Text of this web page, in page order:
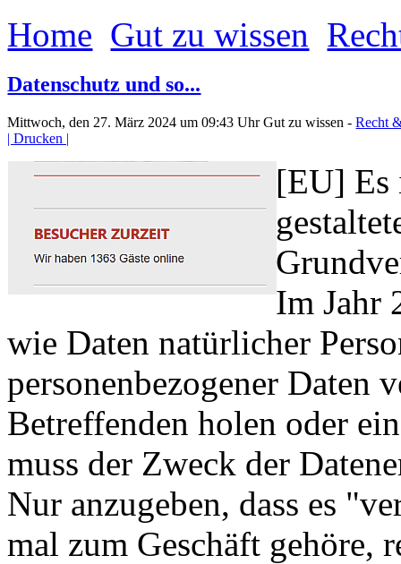
Home Gut zu wissen
Datenschutz und so...
Mittwoch, den 27. März 2024 um 09:43 UhrGut zu wissen -Recht
| Drucken |
[EU] Es
Im Jahr
wie Daten natürlicher
personenbezogener Daten
Betreffenden holen oder
muss der Zweck der
Nur anzugeben, dass es
mal zum Geschäft gehöre,